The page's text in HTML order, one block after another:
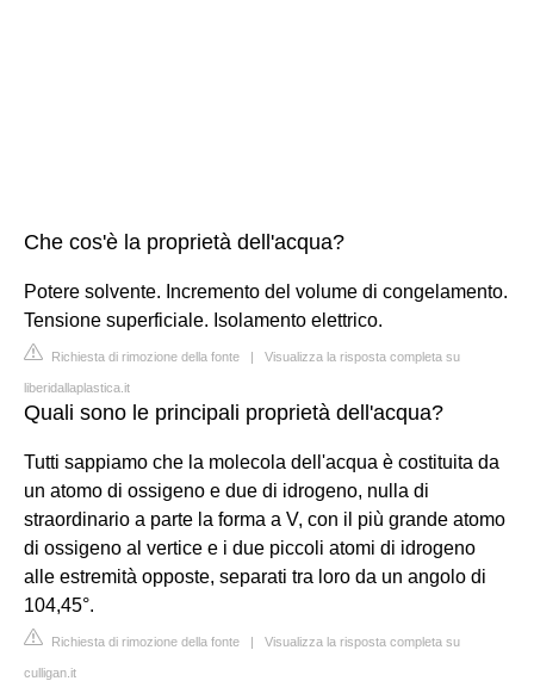
Che cos'è la proprietà dell'acqua?
Potere solvente. Incremento del volume di congelamento.
Tensione superficiale. Isolamento elettrico.
Richiesta di rimozione della fonte | Visualizza la risposta completa su
liberidallaplastica.it
Quali sono le principali proprietà dell'acqua?
Tutti sappiamo che la molecola dell'acqua è costituita da
un atomo di ossigeno e due di idrogeno, nulla di
straordinario a parte la forma a V, con il più grande atomo
di ossigeno al vertice e i due piccoli atomi di idrogeno
alle estremità opposte, separati tra loro da un angolo di
104,45°.
Richiesta di rimozione della fonte | Visualizza la risposta completa su
culligan.it